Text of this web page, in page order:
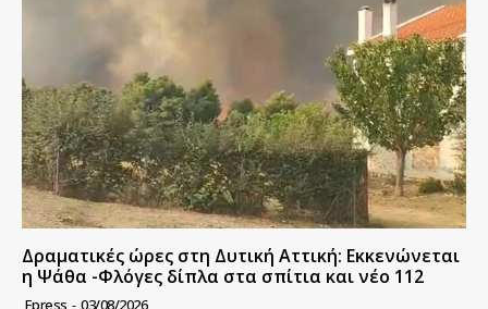
Δραματικές ώρες στη Δυτική Αττική: Εκκενώνεται
η Ψάθα -Φλόγες δίπλα στα σπίτια και νέο 112
Epress - 03/08/2026